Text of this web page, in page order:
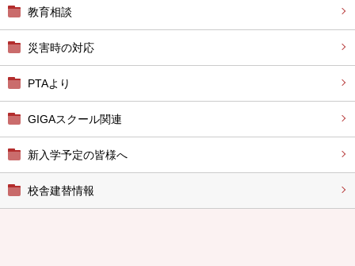
教育相談
災害時の対応
PTAより
GIGAスクール関連
新入学予定の皆様へ
校舎建替情報